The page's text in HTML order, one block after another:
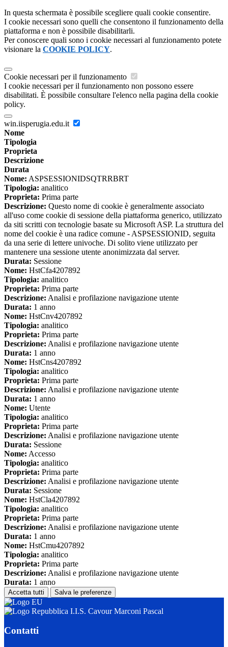
In questa schermata è possibile scegliere quali cookie consentire.
I cookie necessari sono quelli che consentono il funzionamento della
piattaforma e non è possibile disabilitarli.
Per conoscere quali sono i cookie necessari al funzionamento potete
visionare la COOKIE POLICY.
Cookie necessari per il funzionamento
I cookie necessari per il funzionamento non possono essere
disabilitati. È possibile consultare l'elenco nella pagina della cookie
policy.
win.iisperugia.edu.it
Nome
Tipologia
Proprieta
Descrizione
Durata
Nome: ASPSESSIONIDSQTRRBRT
Tipologia: analitico
Proprieta: Prima parte
Descrizione: Questo nome di cookie è generalmente associato
all'uso come cookie di sessione della piattaforma generico, utilizzato
da siti scritti con tecnologie basate su Microsoft ASP. La struttura del
nome del cookie è una radice comune - ASPSESSIONID, seguita
da una serie di lettere univoche. Di solito viene utilizzato per
mantenere una sessione utente anonimizzata dal server.
Durata: Sessione
Nome: HstCfa4207892
Tipologia: analitico
Proprieta: Prima parte
Descrizione: Analisi e profilazione navigazione utente
Durata: 1 anno
Nome: HstCnv4207892
Tipologia: analitico
Proprieta: Prima parte
Descrizione: Analisi e profilazione navigazione utente
Durata: 1 anno
Nome: HstCns4207892
Tipologia: analitico
Proprieta: Prima parte
Descrizione: Analisi e profilazione navigazione utente
Durata: 1 anno
Nome: Utente
Tipologia: analitico
Proprieta: Prima parte
Descrizione: Analisi e profilazione navigazione utente
Durata: Sessione
Nome: Accesso
Tipologia: analitico
Proprieta: Prima parte
Descrizione: Analisi e profilazione navigazione utente
Durata: Sessione
Nome: HstCla4207892
Tipologia: analitico
Proprieta: Prima parte
Descrizione: Analisi e profilazione navigazione utente
Durata: 1 anno
Nome: HstCmu4207892
Tipologia: analitico
Proprieta: Prima parte
Descrizione: Analisi e profilazione navigazione utente
Durata: 1 anno
Accetta tutti Salva le preferenze
I.I.S. Cavour Marconi Pascal
Contatti